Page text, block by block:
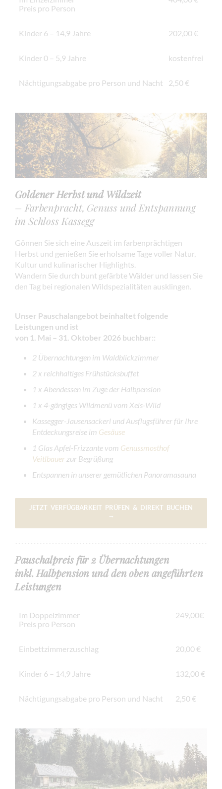
Preis pro Person
Kinder 6 – 14,9 Jahre 202,00 €
Kinder 0 – 5,9 Jahre kostenfrei
Nächtigungsabgabe pro Person und Nacht 2,50 €
Goldener Herbst und Wildzeit
– Farbenpracht, Genuss und Entspannung
im Schloss Kassegg
Gönnen Sie sich eine Auszeit im farbenprächtigen
Herbst und genießen Sie erholsame Tage voller Natur,
Kultur und kulinarischer Highlights.
Wandern Sie durch bunt gefärbte Wälder und lassen Sie
den Tag bei regionalen Wildspezialitäten ausklingen.
Unser Pauschalangebot beinhaltet folgende
Leistungen und ist
von 1. Mai – 31. Oktober 2026 buchbar::
2 Übernachtungen im Waldblickzimmer
2 x reichhaltiges Frühstücksbuffet
1 x Abendessen im Zuge der Halbpension
1 x 4-gängiges Wildmenü vom Xeis-Wild
Kassegger-Jausensackerl und Ausflugsführer für Ihre
Entdeckungsreise im Gesäuse
1 Glas Apfel-Frizzante vom Genussmosthof
Veitlbauer zur Begrüßung
Entspannen in unserer gemütlichen Panoramasauna
JETZT VERFÜGBARKEIT PRÜFEN & DIREKT BUCHEN
→
Pauschalpreis für 2 Übernachtungen
inkl. Halbpension und den oben angeführten
Leistungen
Im Doppelzimmer
Preis pro Person
249,00€
Einbettzimmerzuschlag 20,00 €
Kinder 6 – 14,9 Jahre 132,00 €
Nächtigungsabgabe pro Person und Nacht 2,50 €